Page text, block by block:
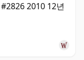
2010 12년